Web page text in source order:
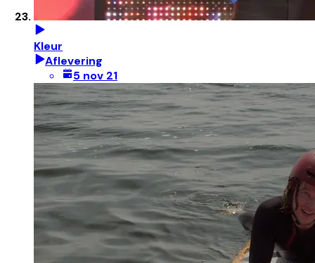
Kleur
Aflevering
5 nov 21